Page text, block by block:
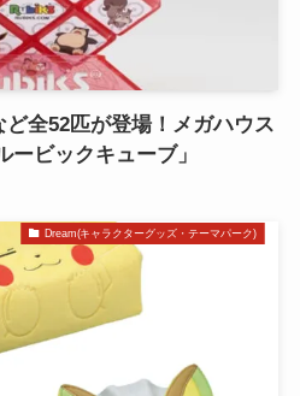
全52匹が登場！メガハウス
ービックキューブ」
Dream(キャラクターグッズ・テーマパーク)